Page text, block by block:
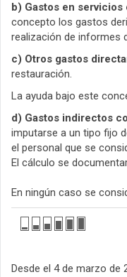
b) Gastos en
concepto los gastos
realización de informes
c) Otros gastos
restauración.
La ayuda bajo este
d) Gastos indirectos
imputarse a un tipo fijo
el personal que se
El cálculo se
En ningún caso se
Desde el 4 de marzo de